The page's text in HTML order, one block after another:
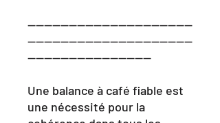
----------------------------------------
----------------------------------------
------------------------------
Une balance à café fiable est
une nécessité pour la